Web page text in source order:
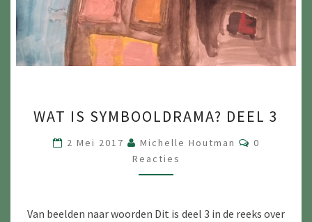
IS
SYMBOOLDRAMA?
DEEL
3
WAT IS SYMBOOLDRAMA? DEEL 3
2 Mei 2017 Michelle Houtman Reacties
0
Reacties
Van beelden naar woorden Dit is deel 3 in de reeks over